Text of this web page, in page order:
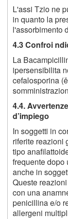
L'assi Tzio ne
in quanto la
l'assorbimento
4.3 Confroi
La
ipersensibilita
cefalosporina
4.4.
d’impiego
In soggetti in
riferite reazioni
tipo
frequente dopo
anche in
Queste
con una
penicillina e/o
allergeni